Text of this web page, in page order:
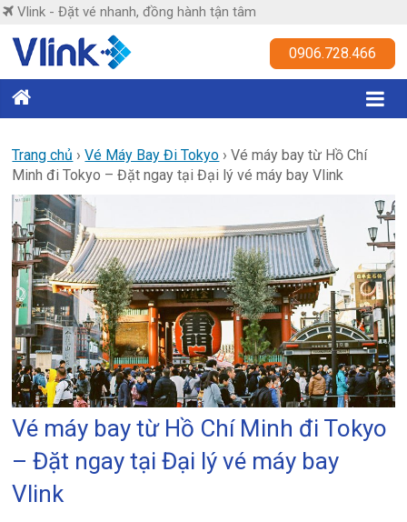
Skip
content
Vlink - Đặt vé nhanh, đồng hành tận tâm
Vlink
nhanh,
đồng
hành
tận
tâm
0906.728.466
Trang chủ ›Vé Máy Bay Đi Tokyo ›Vé máy bay từ Hồ Chí
Minh đi Tokyo – Đặt ngay tại Đại lý vé máy bay Vlink
Vé máy bay từ Hồ Chí Minh đi Tokyo
– Đặt ngay tại Đại lý vé máy bay
Vlink